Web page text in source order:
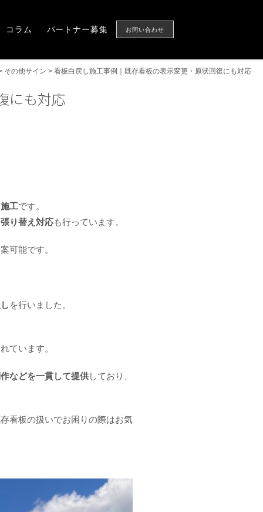
コラム
パートナー募集
お問い合わせ
その他サイン > 看板白戻し施工事例｜既存看板の表示変更・原状回復にも対応
にも対応
工です。
り替え対応も行っています。
可能です。
を行いました。
ています。
などを一貫して提供しており、
看板の扱いでお困りの際はお気